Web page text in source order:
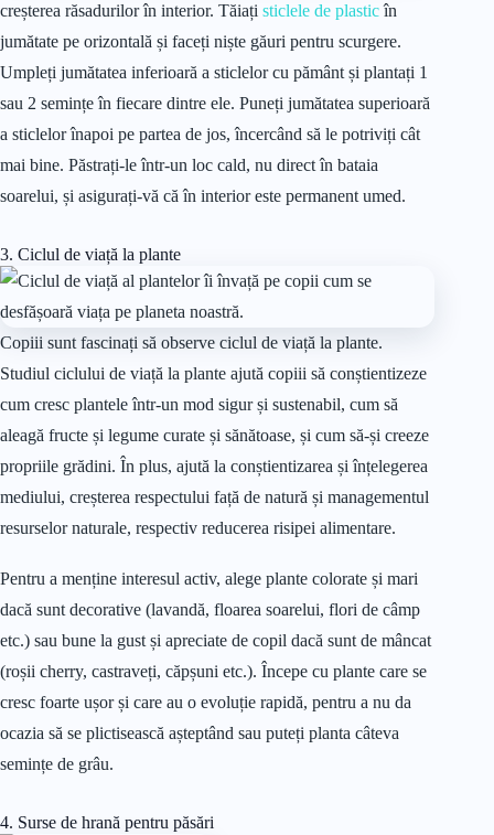
creșterea răsadurilor în interior. Tăiați sticlele de plasticîn
jumătate pe orizontală și faceți niște găuri pentru scurgere.
Umpleți jumătatea inferioară a sticlelor cu pământ și plantați 1
sau 2 semințe în fiecare dintre ele. Puneți jumătatea superioară
a sticlelor înapoi pe partea de jos, încercând să le potriviți cât
mai bine. Păstrați-le într-un loc cald, nu direct în bataia
soarelui, și asigurați-vă că în interior este permanent umed.
3. Ciclul de viață la plante
Copiii sunt fascinați să observe ciclul de viață la plante.
Studiul ciclului de viață la plante ajută copiii să conștientizeze
cum cresc plantele într-un mod sigur și sustenabil, cum să
aleagă fructe și legume curate și sănătoase, și cum să-și creeze
propriile grădini. În plus, ajută la conștientizarea și înțelegerea
mediului, creșterea respectului față de natură și managementul
resurselor naturale, respectiv reducerea risipei alimentare.
Pentru a menține interesul activ, alege plante colorate și mari
dacă sunt decorative (lavandă, floarea soarelui, flori de câmp
etc.) sau bune la gust și apreciate de copil dacă sunt de mâncat
(roșii cherry, castraveți, căpșuni etc.). Începe cu plante care se
cresc foarte ușor și care au o evoluție rapidă, pentru a nu da
ocazia să se plictisească așteptând sau puteți planta câteva
semințe de grâu.
4. Surse de hrană pentru păsări